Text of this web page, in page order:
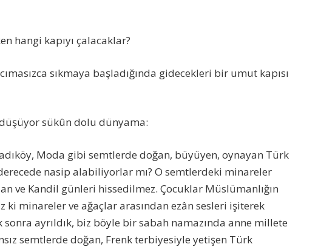
hangi kapıyı çalacaklar?
sıkmaya başladığında gidecekleri bir umut kapısı
düşüyor sükûn dolu dünyama:
Moda gibi semtlerde doğan, büyüyen, oynayan Türk
nasip alabiliyorlar mı? O semtlerdeki minareler
ve Kandil günleri hissedilmez. Çocuklar Müslümanlığın
ki minareler ve ağaçlar arasından ezân sesleri işiterek
ayrıldık, biz böyle bir sabah namazında anne millete
semtlerde doğan, Frenk terbiyesiyle yetişen Türk